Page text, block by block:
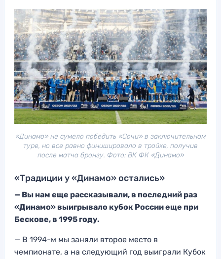
«Динамо» не сумело победить «Сочи» в заключительном
туре, но все равно финишировало в тройке, получив
после матча бронзу. Фото: ВК ФК «Динамо»
«Традиции у «Динамо» остались»
— Вы нам еще рассказывали, в последний раз
«Динамо» выигрывало кубок России еще при
Бескове, в 1995 году.
— В 1994-м мы заняли второе место в
чемпионате, а на следующий год выиграли Кубок